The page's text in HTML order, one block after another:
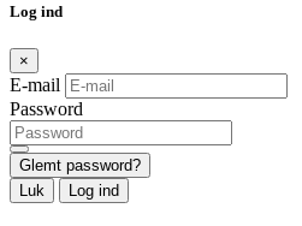
Log ind
×
E-mail
Password
Glemt password?
Luk
Log ind